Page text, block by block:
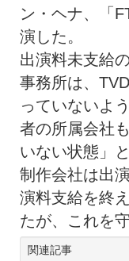
ン・ヘナ、「
演した。
出演料未支給
事務所は、
っていないよ
者の所属会社
いない状態」
制作会社は出
演料支給を終
たが、これを
関連記事